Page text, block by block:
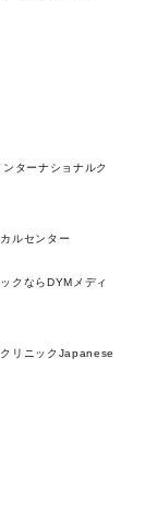
ターナショナルク
ルセンター
クならDYMメディ
リニックJapanese